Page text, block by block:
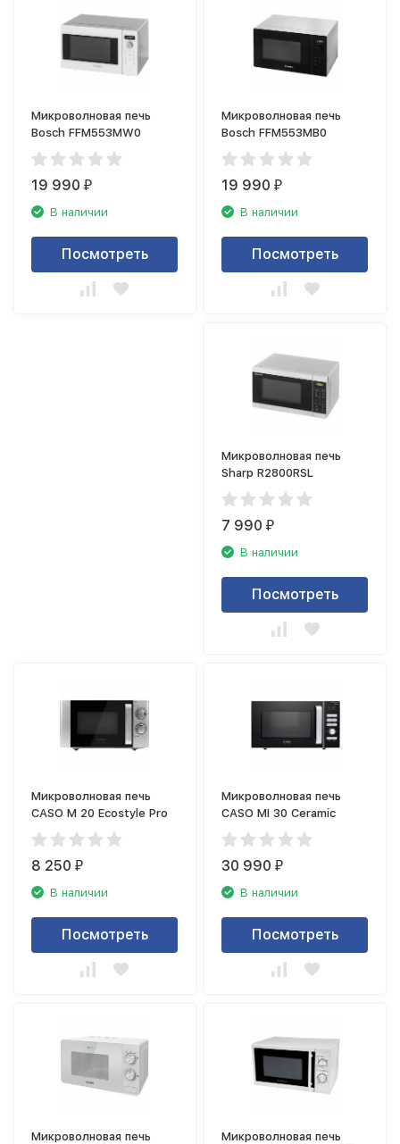
Микроволновая печь
Bosch FFM553MW0
19 990₽
В наличии
Посмотреть
Микроволновая печь
Bosch FFM553MB0
19 990₽
В наличии
Посмотреть
Микроволновая печь
Sharp R2800RSL
7 990₽
В наличии
Посмотреть
Микроволновая печь
CASO M 20 Ecostyle Pro
8 250₽
В наличии
Посмотреть
Микроволновая печь
CASO MI 30 Ceramic
30 990₽
В наличии
Посмотреть
Микроволновая печь
Микроволновая печь